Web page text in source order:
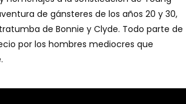
de gánsteres de los años 20 y 30,
de Bonnie y Clyde. Todo parte de
por los hombres mediocres que